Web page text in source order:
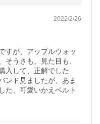
2022/2/26
すが、アップルウォッ
そうさも、見た目も、
入して、正解でした
ンド見ましたが、あま
た、可愛いかえベルト